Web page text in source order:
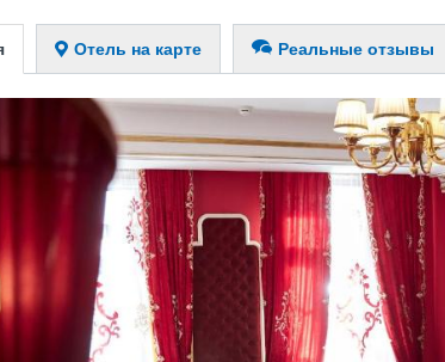
Отель на карте Реальные отзывы